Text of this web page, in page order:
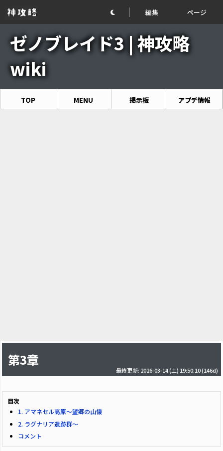
編集 ページ
ゼノブレイド3 | 神攻略
wiki
TOP MENU 掲示板 アプデ情報
第3章
最終更新: 2026-03-14 (土) 19:50:10(146d)
目次
1. アマネセル高原～望郷の山懐
2. ラグナリア遺跡群～
コメント